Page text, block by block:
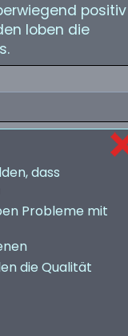
positiv
loben die
dass
Probleme mit
die Qualität